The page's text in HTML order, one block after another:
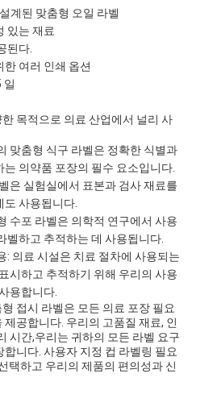
계된 맞춤형 오일 라벨
있는 재료
된다.
한 여러 인쇄 옵션
일
목적으로 의료 산업에서 널리 사
맞춤형 식구 라벨은 정확한 식별과
는 의약품 포장의 필수 요소입니다.
은 실험실에서 표본과 검사 재료를
도 사용됩니다.
수포 라벨은 의학적 연구에서 사용
벨하고 추적하는 데 사용됩니다.
: 의료 시설은 치료 절차에 사용되는
시하고 추적하기 위해 우리의 사용
용합니다.
접시 라벨은 모든 의료 포장 필요
공합니다. 우리의 고품질 재료, 인
시간,우리는 귀하의 모든 라벨 요구
니다. 사용자 지정 컵 라벨링 필요
택하고 우리의 제품의 편의성과 신